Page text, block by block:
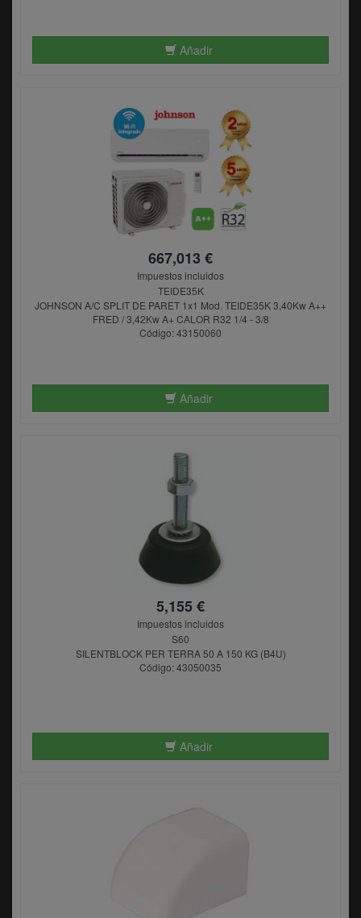
Añadir
667,013 €
Impuestos incluidos
TEIDE35K
JOHNSON A/C SPLIT DE PARET 1x1 Mod. TEIDE35K 3,40Kw A++
FRED / 3,42Kw A+ CALOR R32 1/4 - 3/8
Código: 43150060
Añadir
5,155 €
Impuestos incluidos
S60
SILENTBLOCK PER TERRA 50 A 150 KG (B4U)
Código: 43050035
Añadir